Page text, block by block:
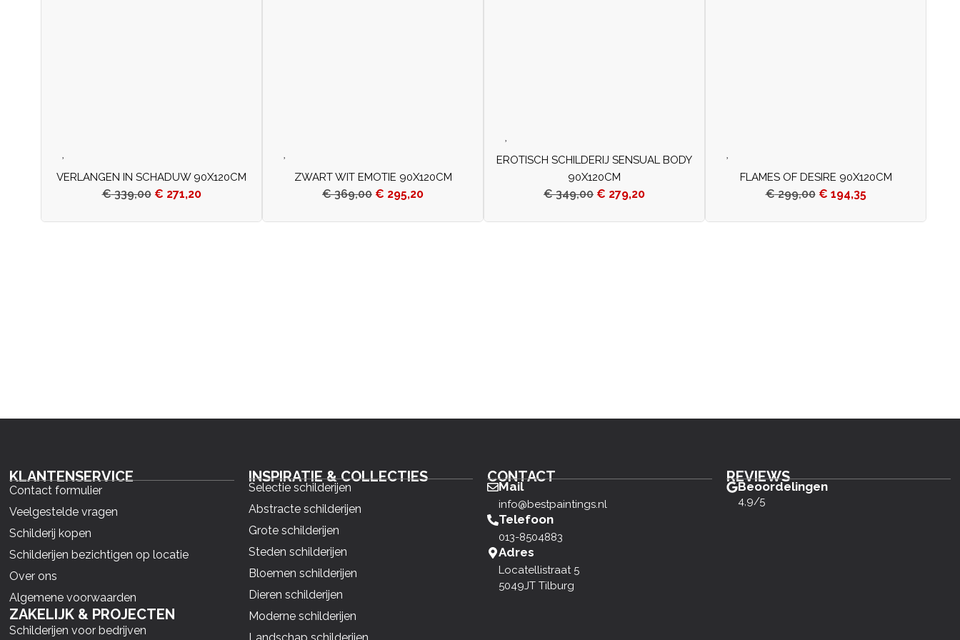
VERLANGEN IN SCHADUW 90X120CM
€339,00 € 271,20
ZWART WIT EMOTIE 90X120CM
€369,00 € 295,20
EROTISCH SCHILDERIJ SENSUAL BODY
90X120CM
€349,00 € 279,20
FLAMES OF DESIRE 90X120CM
€299,00 € 194,35
KLANTENSERVICE
Contact formulier
Veelgestelde vragen
Schilderij kopen
Schilderijen bezichtigen op locatie
Over ons
Algemene voorwaarden
ZAKELIJK & PROJECTEN
Schilderijen voor bedrijven
INSPIRATIE & COLLECTIES
Selectie schilderijen
Abstracte schilderijen
Grote schilderijen
Steden schilderijen
Bloemen schilderijen
Dieren schilderijen
Moderne schilderijen
CONTACT
Mail
info@bestpaintings.nl
Telefoon
013-8504883
Adres
Locatellistraat 5
5049JT Tilburg
REVIEWS
Beoordelingen
4,9/5